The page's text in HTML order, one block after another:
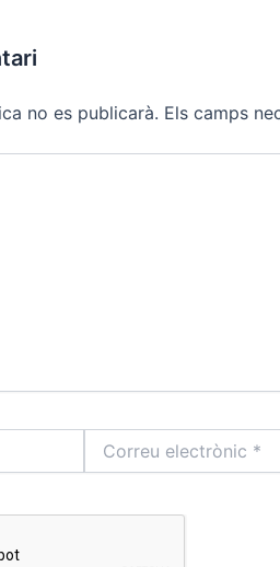
no es publicarà. Els camps
electrònic